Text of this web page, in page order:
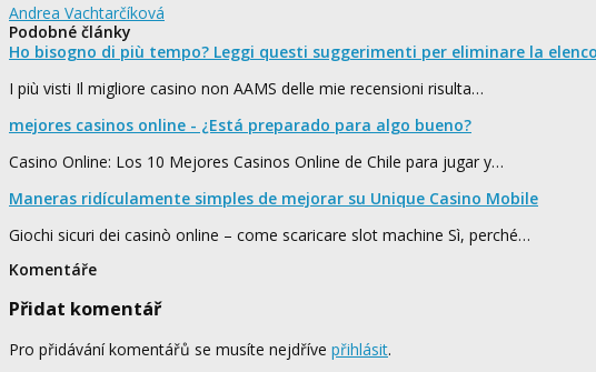
Andrea Vachtarčíková
Podobné články
Ho bisogno di più tempo? Leggi questi suggerimenti per eliminare la
I più visti Il migliore casino non AAMS delle mie recensioni risulta…
mejores casinos online - ¿Está preparado para algo bueno?
Casino Online: Los 10 Mejores Casinos Online de Chile para jugar y…
Maneras ridículamente simples de mejorar su Unique Casino Mobile
Giochi sicuri dei casinò online – come scaricare slot machine Sì, perché…
Komentáře
Přidat komentář
Pro přidávání komentářů se musíte nejdříve přihlásit.